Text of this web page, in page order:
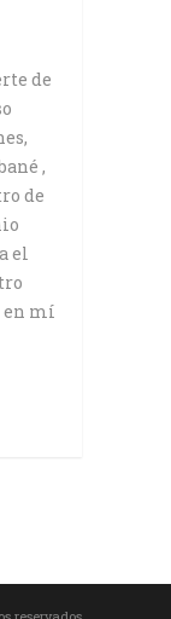
de
,
de
el
en mí